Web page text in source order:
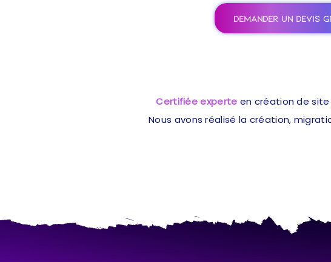
DEMANDER UN DEVIS
Certifiée experte en création de site
Nous avons réalisé la création,